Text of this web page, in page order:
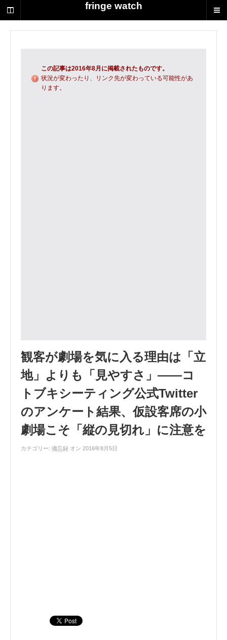
fringe watch
荻
野
この記事は2016年8月に掲載されたものです。
状況が変わったり、リンク先が変わっている可能性があ
ります。
観客が劇場を気に入る理由は「立
地」よりも「見やすさ」――コ
トブキシーティング公式Twitter
のアンケート結果、仮設客席の小
劇場こそ「縦の見切れ」に注意を
カテゴリー: 備忘録 オン 2016年8月5日